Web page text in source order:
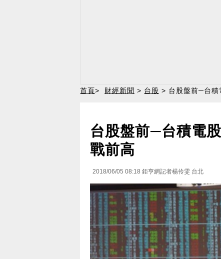
首頁> 財經新聞 > 台股 > 台股盤前─台積
台股盤前─台積電
戰前高
2018/06/05 08:18 鉅亨網記者楊伶雯 台北